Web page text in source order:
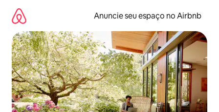
para
conteúdo
Anuncie seu espaço no Airbnb